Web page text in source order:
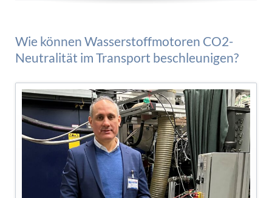
Wie können Wasserstoffmotoren CO2-
Neutralität im Transport beschleunigen?